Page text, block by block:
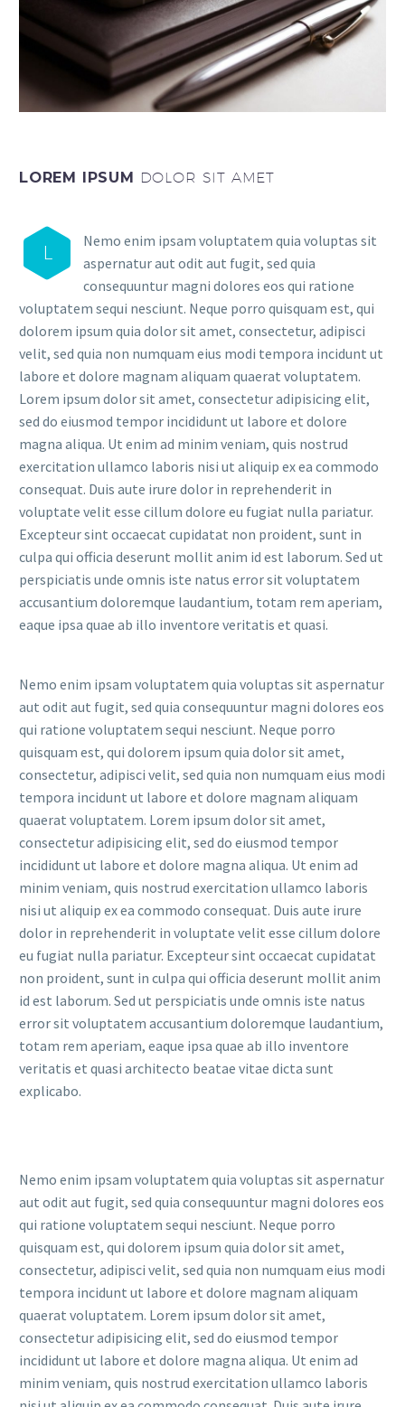
LOREM IPSUM DOLOR SIT AMET
L
Nemo enim ipsam voluptatem quia voluptas sit
aspernatur aut odit aut fugit, sed quia
consequuntur magni dolores eos qui ratione
voluptatem sequi nesciunt. Neque porro quisquam est, qui
dolorem ipsum quia dolor sit amet, consectetur, adipisci
velit, sed quia non numquam eius modi tempora incidunt ut
labore et dolore magnam aliquam quaerat voluptatem.
Lorem ipsum dolor sit amet, consectetur adipisicing elit,
sed do eiusmod tempor incididunt ut labore et dolore
magna aliqua. Ut enim ad minim veniam, quis nostrud
exercitation ullamco laboris nisi ut aliquip ex ea commodo
consequat. Duis aute irure dolor in reprehenderit in
voluptate velit esse cillum dolore eu fugiat nulla pariatur.
Excepteur sint occaecat cupidatat non proident, sunt in
culpa qui officia deserunt mollit anim id est laborum. Sed ut
perspiciatis unde omnis iste natus error sit voluptatem
accusantium doloremque laudantium, totam rem aperiam,
eaque ipsa quae ab illo inventore veritatis et quasi.
Nemo enim ipsam voluptatem quia voluptas sit aspernatur
aut odit aut fugit, sed quia consequuntur magni dolores eos
qui ratione voluptatem sequi nesciunt. Neque porro
quisquam est, qui dolorem ipsum quia dolor sit amet,
consectetur, adipisci velit, sed quia non numquam eius modi
tempora incidunt ut labore et dolore magnam aliquam
quaerat voluptatem. Lorem ipsum dolor sit amet,
consectetur adipisicing elit, sed do eiusmod tempor
incididunt ut labore et dolore magna aliqua. Ut enim ad
minim veniam, quis nostrud exercitation ullamco laboris
nisi ut aliquip ex ea commodo consequat. Duis aute irure
dolor in reprehenderit in voluptate velit esse cillum dolore
eu fugiat nulla pariatur. Excepteur sint occaecat cupidatat
non proident, sunt in culpa qui officia deserunt mollit anim
id est laborum. Sed ut perspiciatis unde omnis iste natus
error sit voluptatem accusantium doloremque laudantium,
totam rem aperiam, eaque ipsa quae ab illo inventore
veritatis et quasi architecto beatae vitae dicta sunt
explicabo.
Nemo enim ipsam voluptatem quia voluptas sit aspernatur
aut odit aut fugit, sed quia consequuntur magni dolores eos
qui ratione voluptatem sequi nesciunt. Neque porro
quisquam est, qui dolorem ipsum quia dolor sit amet,
consectetur, adipisci velit, sed quia non numquam eius modi
tempora incidunt ut labore et dolore magnam aliquam
quaerat voluptatem. Lorem ipsum dolor sit amet,
consectetur adipisicing elit, sed do eiusmod tempor
incididunt ut labore et dolore magna aliqua. Ut enim ad
minim veniam, quis nostrud exercitation ullamco laboris